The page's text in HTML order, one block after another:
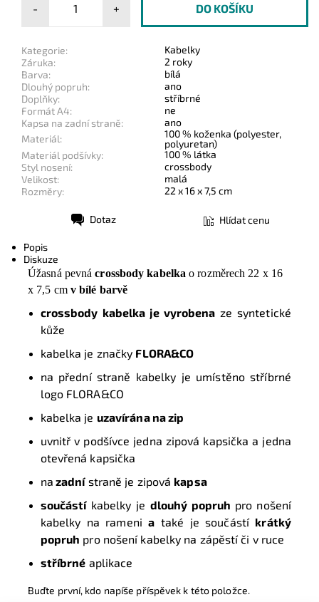
- +
Kategorie:
Kabelky
Záruka:
2 roky
Barva:
bílá
Dlouhý popruh:
ano
Doplňky:
stříbrné
Formát A4:
ne
Kapsa na zadní straně:
ano
Materiál:
100 % koženka (polyester,
polyuretan)
Materiál podšívky:
100 % látka
Styl nosení:
crossbody
Velikost:
malá
Rozměry:
22 x 16 x 7,5 cm
Dotaz Hlídat cenu
Popis
Diskuze
Úžasná pevnácrossbody kabelkao rozměrech 22 x 16
x 7,5 cm v bílé barvě
crossbody kabelka je vyrobena ze syntetické
kůže
kabelka je značky FLORA&CO
na přední straně kabelky je umístěno stříbrné
logo FLORA&CO
kabelka je uzavírána na zip
uvnitř v podšívce jedna zipová kapsička a jedna
otevřená kapsička
na zadnístraně je zipová kapsa
součástíkabelky je dlouhý popruh pro nošení
kabelky na ramenia také je součástí krátký
popruh pro nošení kabelky na zápěstí či v ruce
stříbrné aplikace
Buďte první, kdo napíše příspěvek k této položce.